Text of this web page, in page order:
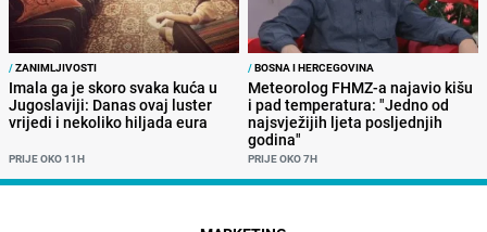
/ZANIMLJIVOSTI
Imala ga je skoro svaka kuća u
Jugoslaviji: Danas ovaj luster
vrijedi i nekoliko hiljada eura
PRIJE OKO 11H
/BOSNA I HERCEGOVINA
Meteorolog FHMZ-a najavio kišu
i pad temperatura: "Jedno od
najsvježijih ljeta posljednjih
godina"
PRIJE OKO 7H